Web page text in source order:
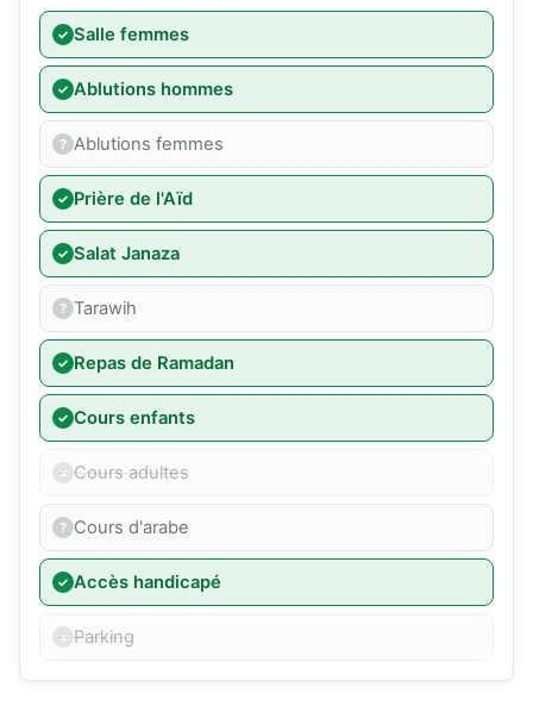
Salle femmes
Ablutions hommes
Ablutions femmes
Prière de l'Aïd
Salat Janaza
Tarawih
Repas de Ramadan
Cours enfants
Cours adultes
Cours d'arabe
Accès handicapé
Parking